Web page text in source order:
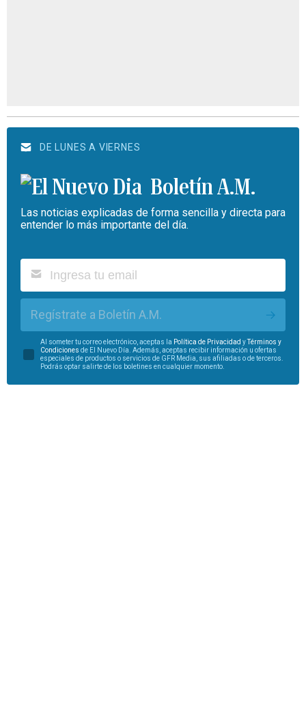
DE LUNES A VIERNES
Boletín A.M.
Las noticias explicadas de forma sencilla y directa para
entender lo más importante del día.
Regístrate a Boletín A.M.
Al someter tu correo electrónico, aceptas la Política de Privacidad yTérminos y
Condiciones de El Nuevo Día. Además, aceptas recibir información u ofertas
especiales de productos o servicios de GFR Media, sus afiliadas o de terceros.
Podrás optar salirte de los boletines en cualquier momento.